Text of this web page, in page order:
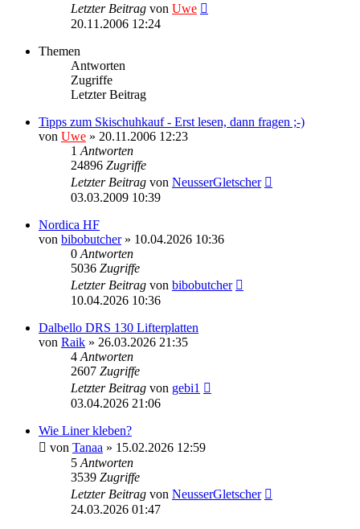
Letzter Beitrag von Uwe
20.11.2006 12:24
Themen
Antworten
Zugriffe
Letzter Beitrag
Tipps zum Skischuhkauf - Erst lesen, dann fragen ;-)
von Uwe » 20.11.2006 12:23
1 Antworten
24896 Zugriffe
Letzter Beitrag von NeusserGletscher
03.03.2009 10:39
Nordica HF
von bibobutcher» 10.04.2026 10:36
0 Antworten
5036 Zugriffe
Letzter Beitrag von bibobutcher
10.04.2026 10:36
Dalbello DRS 130 Lifterplatten
von Raik » 26.03.2026 21:35
4 Antworten
2607 Zugriffe
Letzter Beitrag von gebi1
03.04.2026 21:06
Wie Liner kleben?
von Tanaa » 15.02.2026 12:59
5 Antworten
3539 Zugriffe
Letzter Beitrag von NeusserGletscher
24.03.2026 01:47